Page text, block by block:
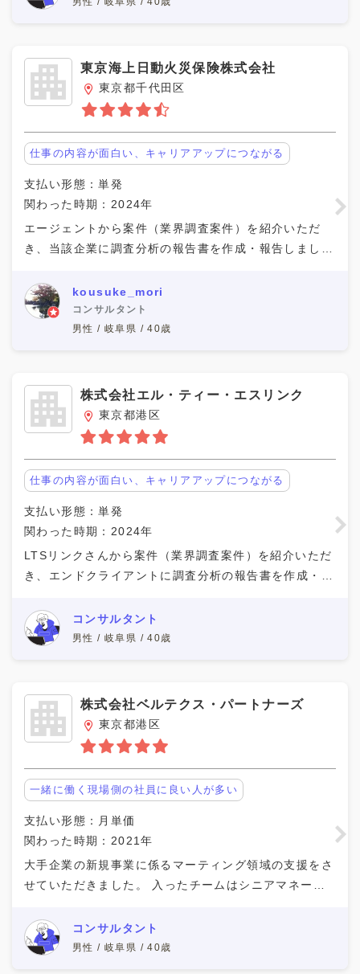
東京海上日動火災保険株式会社
東京都千代田区
仕事の内容が面白い、キャリアアップにつながる
支払い形態：単発
関わった時期：2024年
エージェントから案件（業界調査案件）を紹介いただ
き、当該企業に調査分析の報告書を作成・報告しまし
ンダとして掲げるSaaS系のプラットフォームサービス
の
kousuke_mori
コンサルタント
男性 / 岐阜県 / 40歳
株式会社エル・ティー・エスリンク
東京都港区
仕事の内容が面白い、キャリアアップにつながる
支払い形態：単発
関わった時期：2024年
LTSリンクさんから案件（業界調査案件）を紹介いただ
き、エンドクライアントに調査分析の報告書を作成・報
ービスの調査分析で、複数社の企業のソリューシ
コンサルタント
男性 / 岐阜県 / 40歳
株式会社ベルテクス・パートナーズ
東京都港区
一緒に働く現場側の社員に良い人が多い
支払い形態：月単価
関わった時期：2021年
大手企業の新規事業に係るマーティング領域の支援をさ
せていただきました。 入ったチームはシニアマネージ
ンバー3名のチームでした。 クライアントとのコミ
コンサルタント
男性 / 岐阜県 / 40歳